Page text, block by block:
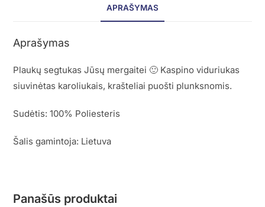
APRAŠYMAS
Aprašymas
Plaukų segtukas Jūsų mergaitei 🙂 Kaspino viduriukas
siuvinėtas karoliukais, krašteliai puošti plunksnomis.
Sudėtis: 100% Poliesteris
Šalis gamintoja: Lietuva
Panašūs produktai